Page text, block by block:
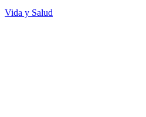
Vida y Salud